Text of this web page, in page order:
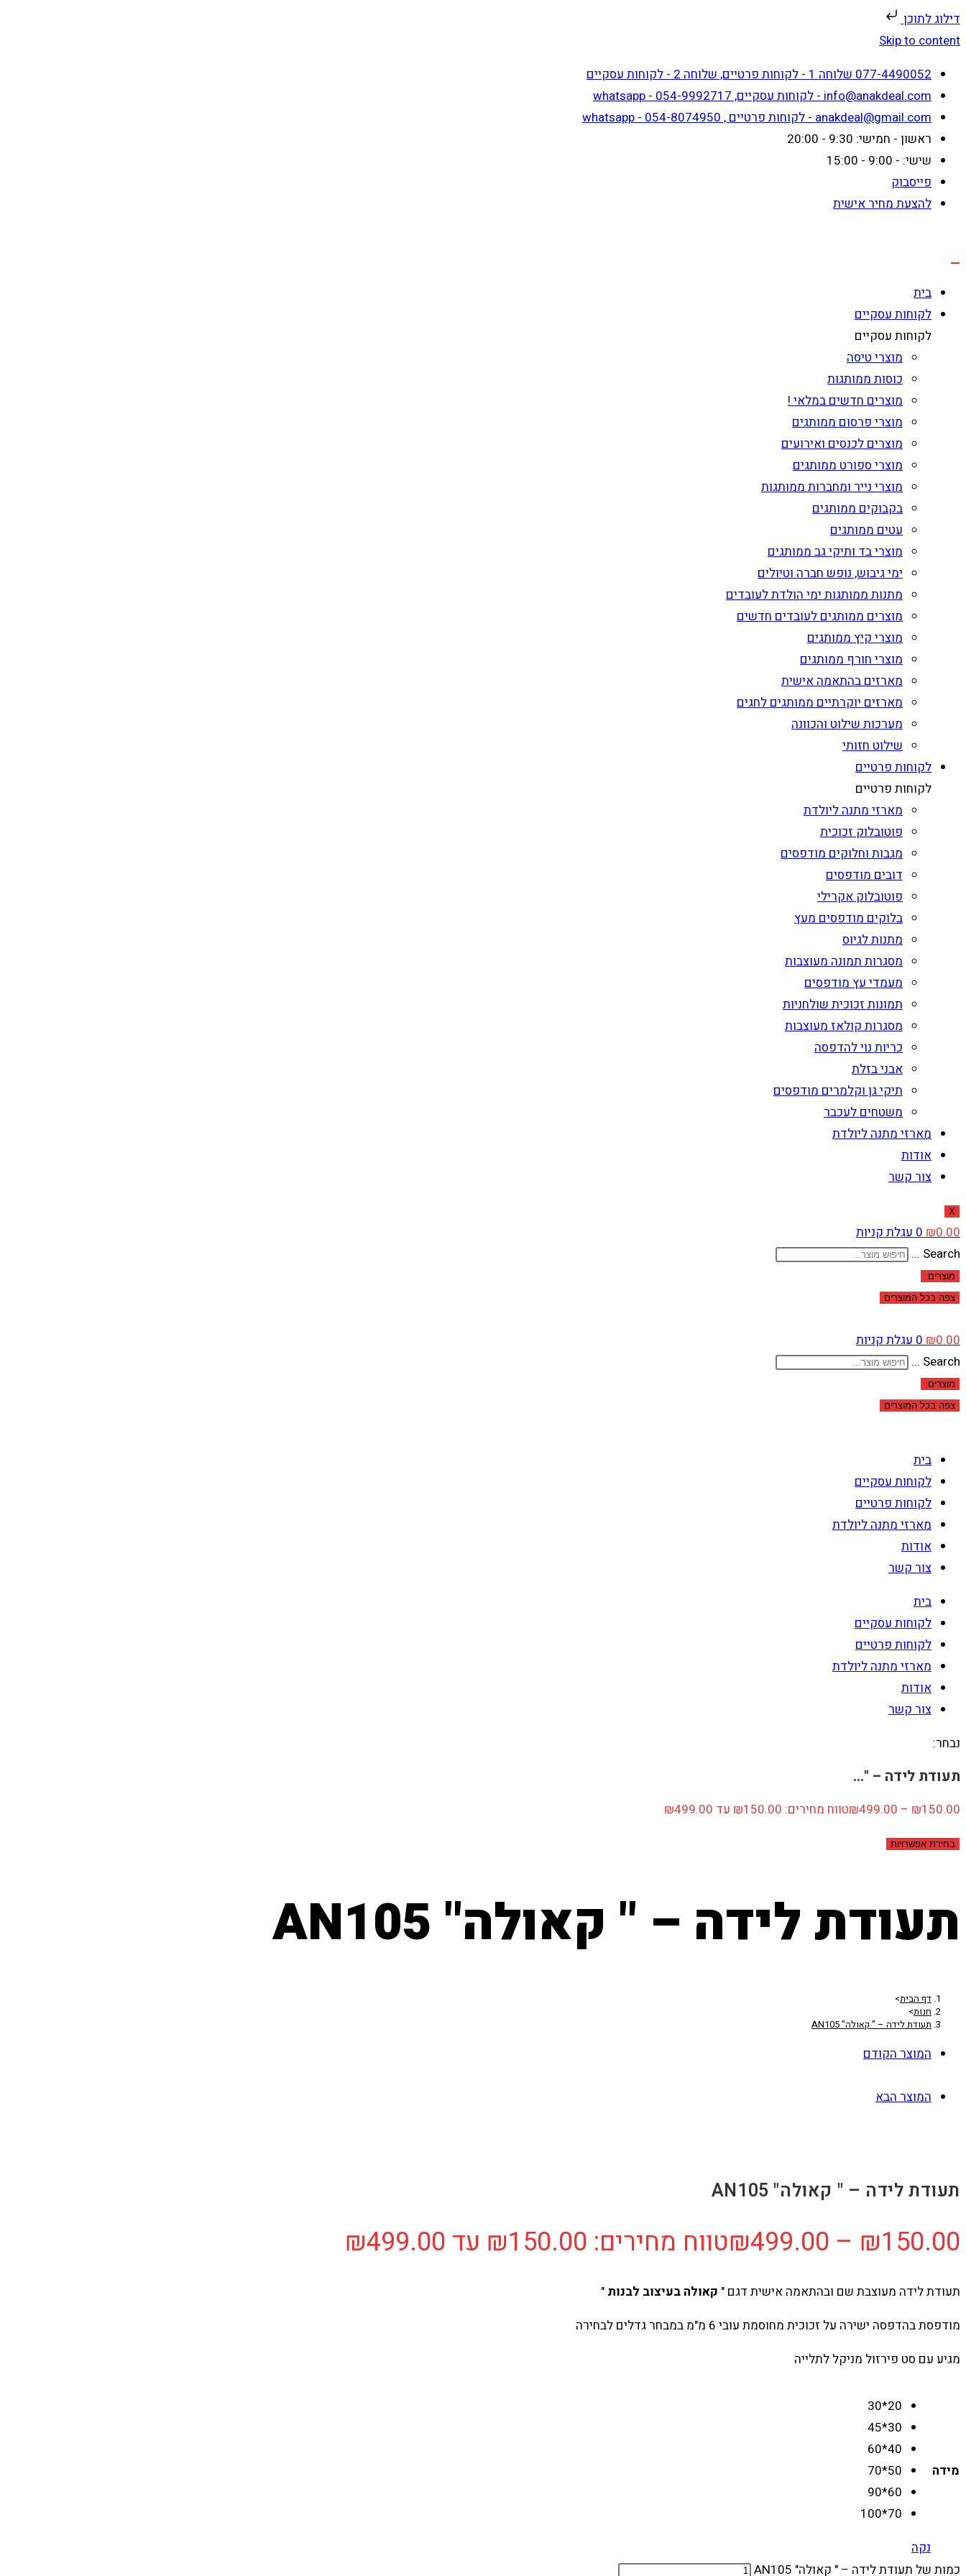
דילוג לתוכן
Skip to content
077-4490052 שלוחה 1 - לקוחות פרטיים, שלוחה 2 - לקוחות עסקיים
info@anakdeal.com - לקוחות עסקיים, whatsapp - 054-9992717
anakdeal@gmail.com - לקוחות פרטיים , whatsapp - 054-8074950
ראשון - חמישי: 9:30 - 20:00
שישי: - 9:00 - 15:00
פייסבוק
להצעת מחיר אישית
בית
לקוחות עסקיים
לקוחות עסקיים
מוצרי טיסה
כוסות ממותגות
מוצרים חדשים במלאי !
מוצרי פרסום ממותגים
מוצרים לכנסים ואירועים
מוצרי ספורט ממותגים
מוצרי נייר ומחברות ממותגות
בקבוקים ממותגים
עטים ממותגים
מוצרי בד ותיקי גב ממותגים
ימי גיבוש, נופש חברה וטיולים
מתנות ממותגות ימי הולדת לעובדים
מוצרים ממותגים לעובדים חדשים
מוצרי קיץ ממותגים
מוצרי חורף ממותגים
מארזים בהתאמה אישית
מארזים יוקרתיים ממותגים לחגים
מערכות שילוט והכוונה
שילוט חזותי
לקוחות פרטיים
לקוחות פרטיים
מארזי מתנה ליולדת
פוטובלוק זכוכית
מגבות וחלוקים מודפסים
דובים מודפסים
פוטובלוק אקרילי
בלוקים מודפסים מעץ
מתנות לגיוס
מסגרות תמונה מעוצבות
מעמדי עץ מודפסים
תמונות זכוכית שולחניות
מסגרות קולאז מעוצבות
כריות נוי להדפסה
אבני בזלת
תיקי גן וקלמרים מודפסים
משטחים לעכבר
מארזי מתנה ליולדת
אודות
צור קשר
X
₪0.00
0עגלת קניות
Search ...
מוצרים:
צפה בכל המוצרים
₪0.00
0עגלת קניות
Search ...
מוצרים:
צפה בכל המוצרים
בית
לקוחות עסקיים
לקוחות פרטיים
מארזי מתנה ליולדת
אודות
צור קשר
בית
לקוחות עסקיים
לקוחות פרטיים
מארזי מתנה ליולדת
אודות
צור קשר
נבחר:
תעודת לידה – "…
₪150.00
–
₪499.00 טווח מחירים: ⁦₪150.00⁩ עד ⁦₪499.00⁩
בחירת אפשרויות
תעודת לידה – " קאולה" AN105
דף הבית>
חנות>
תעודת לידה – " קאולה" AN105
המוצר הקודם
המוצר הבא
תעודת לידה – " קאולה" AN105
₪150.00
–
₪499.00 טווח מחירים: ⁦₪150.00⁩ עד ⁦₪499.00⁩
תעודת לידה מעוצבת שם ובהתאמה אישית דגם " קאולה בעיצוב לבנות "
מודפסת בהדפסה ישירה על זכוכית מחוסמת עובי 6 מ"מ במבחר גדלים לבחירה
מגיע עם סט פירזול מניקל לתלייה
מידה
20*30
30*45
40*60
50*70
60*90
70*100
נקה
כמות של תעודת לידה – " קאולה" AN105